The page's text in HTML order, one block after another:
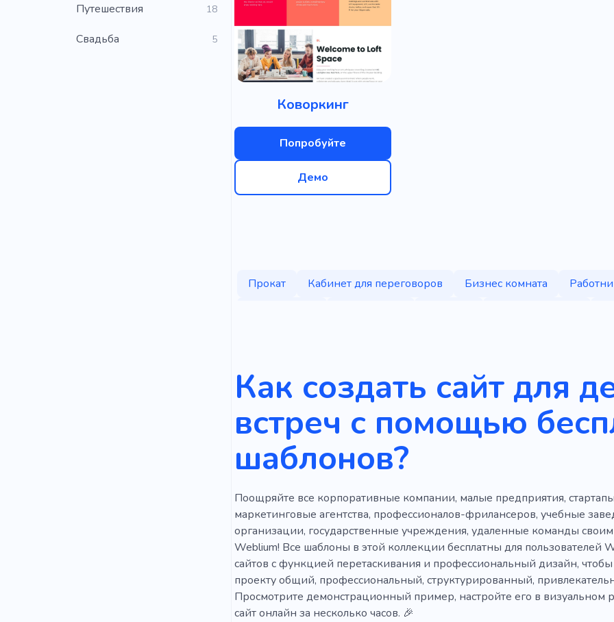
Путешествия 18
Свадьба 5
Коворкинг
Попробуйте
Демо
Прокат Кабинет для переговоров Бизнес комната
Управление
Астрология Баннер Визитница
Ожидание
Системы питания
Повышение Рост Деловой квартал
Экономика
Предпринимательство
Место для коворкинга
Пространство Холдинг
Коллега по работе
Центр Кабинет в стиле лофт
Арендодатели
Офисный переезд Открытый стол
Дистанционный
Заседание Антикафе Общежития
Как создать сайт для
встреч с помощью
шаблонов?
Поощряйте все корпоративные компании, малые предприятия,
маркетинговые агентства, профессионалов-фрилансеров, учебные
организации, государственные учреждения, удаленные команды
Weblium! Все шаблоны в этой коллекции бесплатны для пользователей
сайтов с функцией перетаскивания и профессиональный дизайн,
проекту общий, профессиональный, структурированный,
Просмотрите демонстрационный пример, настройте его в визуальном
сайт онлайн за несколько часов. 🎉